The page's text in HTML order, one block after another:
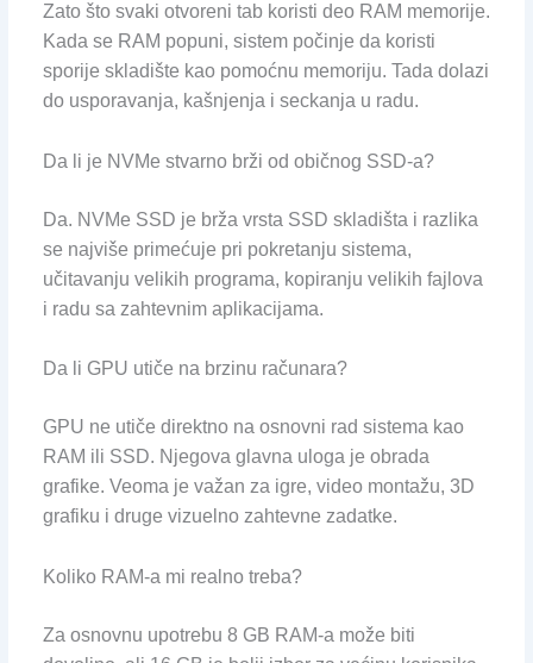
Zato što svaki otvoreni tab koristi deo RAM memorije.
Kada se RAM popuni, sistem počinje da koristi
sporije skladište kao pomoćnu memoriju. Tada dolazi
do usporavanja, kašnjenja i seckanja u radu.
Da li je NVMe stvarno brži od običnog SSD-a?
Da. NVMe SSD je brža vrsta SSD skladišta i razlika
se najviše primećuje pri pokretanju sistema,
učitavanju velikih programa, kopiranju velikih fajlova
i radu sa zahtevnim aplikacijama.
Da li GPU utiče na brzinu računara?
GPU ne utiče direktno na osnovni rad sistema kao
RAM ili SSD. Njegova glavna uloga je obrada
grafike. Veoma je važan za igre, video montažu, 3D
grafiku i druge vizuelno zahtevne zadatke.
Koliko RAM-a mi realno treba?
Za osnovnu upotrebu 8 GB RAM-a može biti